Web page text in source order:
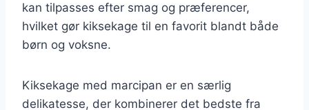
kan tilpasses efter smag og præferencer,
hvilket gør kiksekage til en favorit blandt både
børn og voksne.
Kiksekage med marcipan er en særlig
delikatesse, der kombinerer det bedste fra